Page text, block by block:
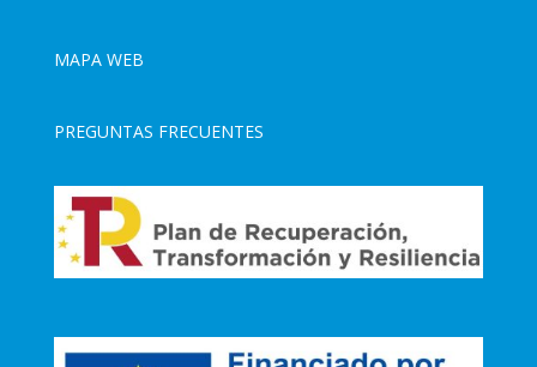
MAPA WEB
PREGUNTAS FRECUENTES